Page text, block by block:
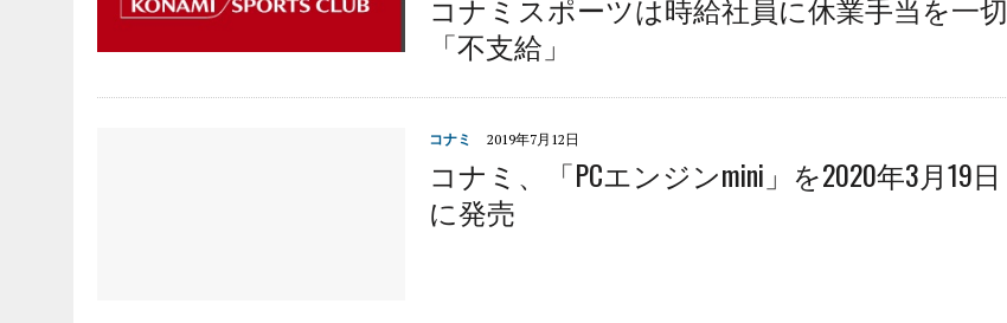
「不支給」
コナミ 2019年7月12日
コナミ、「PCエンジンmini」を2020年3月19日
に発売